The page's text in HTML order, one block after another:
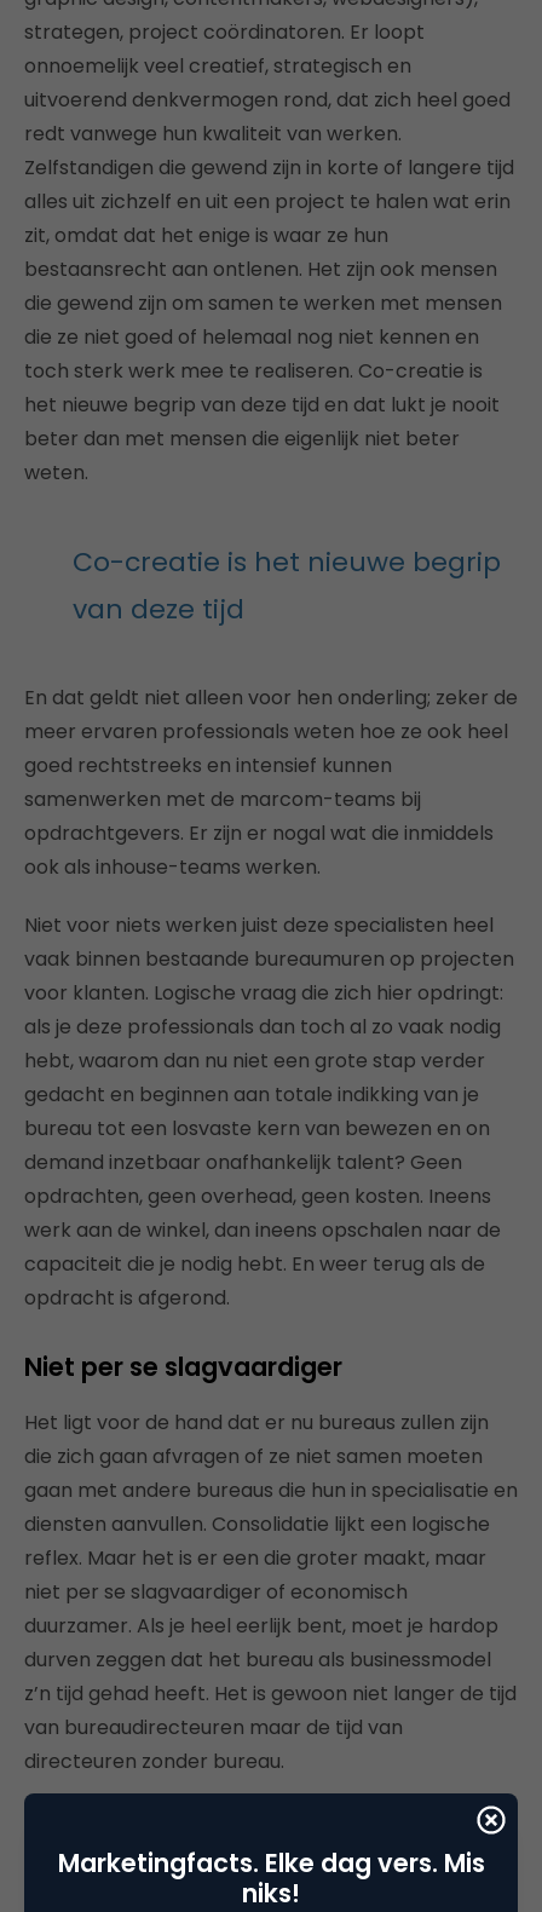
strategen, project coördinatoren. Er loopt
onnoemelijk veel creatief, strategisch en
uitvoerend denkvermogen rond, dat zich heel goed
redt vanwege hun kwaliteit van werken.
Zelfstandigen die gewend zijn in korte of langere tijd
alles uit zichzelf en uit een project te halen wat erin
zit, omdat dat het enige is waar ze hun
bestaansrecht aan ontlenen. Het zijn ook mensen
die gewend zijn om samen te werken met mensen
die ze niet goed of helemaal nog niet kennen en
toch sterk werk mee te realiseren. Co-creatie is
het nieuwe begrip van deze tijd en dat lukt je nooit
beter dan met mensen die eigenlijk niet beter
weten.
Co-creatie is het nieuwe begrip
van deze tijd
En dat geldt niet alleen voor hen onderling; zeker de
meer ervaren professionals weten hoe ze ook heel
goed rechtstreeks en intensief kunnen
samenwerken met de marcom-teams bij
opdrachtgevers. Er zijn er nogal wat die inmiddels
ook als inhouse-teams werken.
Niet voor niets werken juist deze specialisten heel
vaak binnen bestaande bureaumuren op projecten
voor klanten. Logische vraag die zich hier opdringt:
als je deze professionals dan toch al zo vaak nodig
hebt, waarom dan nu niet een grote stap verder
gedacht en beginnen aan totale indikking van je
bureau tot een losvaste kern van bewezen en on
demand inzetbaar onafhankelijk talent? Geen
opdrachten, geen overhead, geen kosten. Ineens
werk aan de winkel, dan ineens opschalen naar de
capaciteit die je nodig hebt. En weer terug als de
opdracht is afgerond.
Niet per se slagvaardiger
Het ligt voor de hand dat er nu bureaus zullen zijn
die zich gaan afvragen of ze niet samen moeten
gaan met andere bureaus die hun in specialisatie en
diensten aanvullen. Consolidatie lijkt een logische
reflex. Maar het is er een die groter maakt, maar
niet per se slagvaardiger of economisch
duurzamer. Als je heel eerlijk bent, moet je hardop
durven zeggen dat het bureau als businessmodel
z’n tijd gehad heeft. Het is gewoon niet langer de tijd
van bureaudirecteuren maar de tijd van
directeuren zonder bureau.
Marketingfacts. Elke dag vers. Mis
niks!